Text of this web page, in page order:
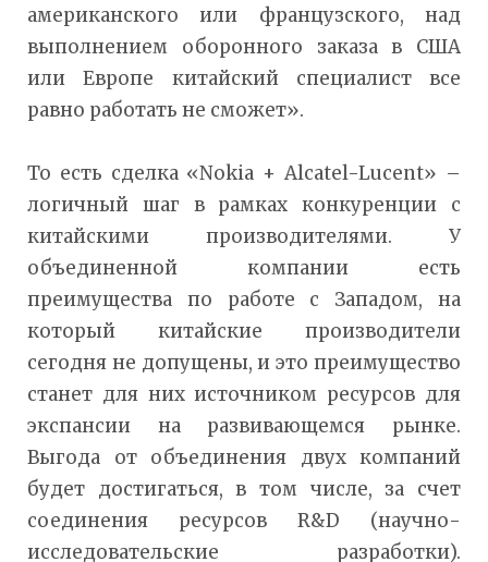
американского или французского, над
выполнением оборонного заказа в США
или Европе китайский специалист все
равно работать не сможет».
То есть сделка «Nokia + Alcatel-Lucent» –
логичный шаг в рамках конкуренции с
китайскими производителями. У
объединенной компании есть
преимущества по работе с Западом, на
который китайские производители
сегодня не допущены, и это преимущество
станет для них источником ресурсов для
экспансии на развивающемся рынке.
Выгода от объединения двух компаний
будет достигаться, в том числе, за счет
соединения ресурсов R&D (научно-
исследовательские разработки).